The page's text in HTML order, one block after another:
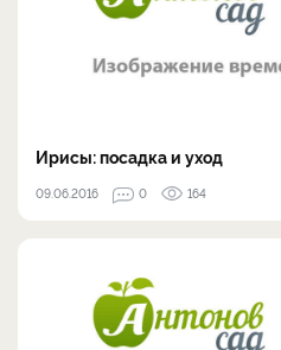
Ирисы: посадка и уход
09.06.2016 0 164